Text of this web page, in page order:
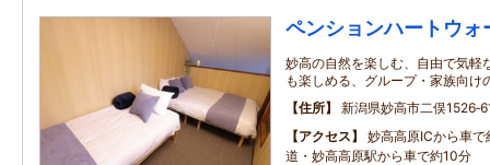
ペンションハートウォ
妙高の自然を楽しむ、自由で気軽
も楽しめる、グループ・家族向け
住所
新潟県妙高市二俣
アクセス
妙高高原ICから車
道・妙高高原駅から車で約10分